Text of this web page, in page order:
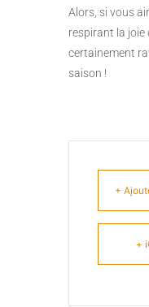
Alors, si vous
respirant la joie
certainement
saison !
+
+